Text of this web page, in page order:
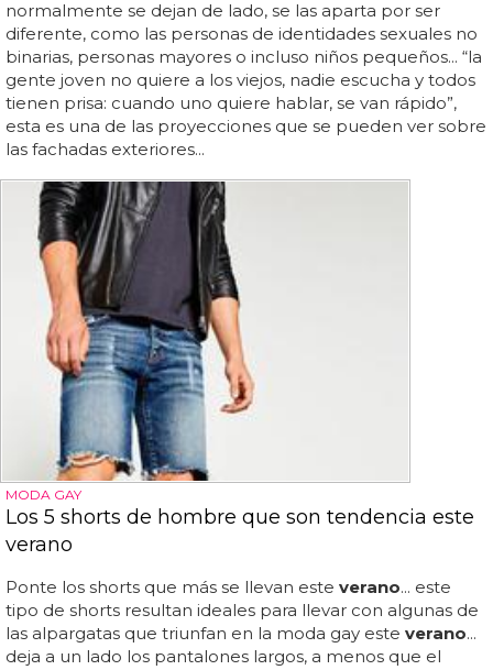
normalmente se dejan de lado, se las aparta por ser
diferente, como las personas de identidades sexuales no
binarias, personas mayores o incluso niños pequeños... “la
gente joven no quiere a los viejos, nadie escucha y todos
tienen prisa: cuando uno quiere hablar, se van rápido”,
esta es una de las proyecciones que se pueden ver sobre
las fachadas exteriores...
MODA GAY
Los 5 shorts de hombre que son tendencia este
verano
Ponte los shorts que más se llevan este verano... este
tipo de shorts resultan ideales para llevar con algunas de
las alpargatas que triunfan en la moda gay este verano...
deja a un lado los pantalones largos, a menos que el